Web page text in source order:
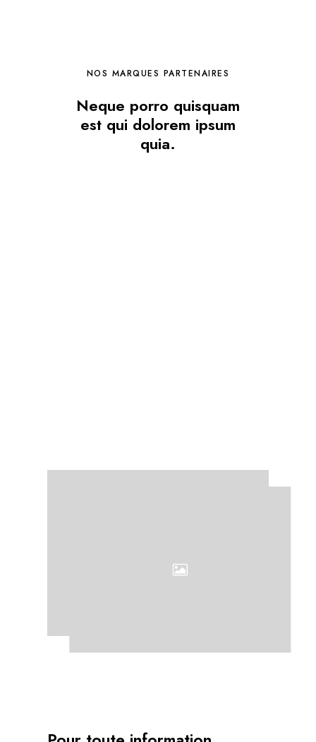
NOS MARQUES PARTENAIRES
Neque porro quisquam
est qui dolorem ipsum
quia.